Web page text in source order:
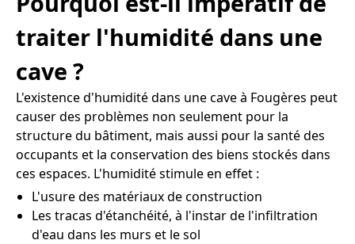
traiter l'humidité dans une
cave ?
L'existence d'humidité dans une cave à Fougères peut
causer des problèmes non seulement pour la
structure du bâtiment, mais aussi pour la santé des
occupants et la conservation des biens stockés dans
ces espaces. L'humidité stimule en effet :
L'usure des matériaux de construction
Les tracas d'étanchéité, à l'instar de l'infiltration
d'eau dans les murs et le sol